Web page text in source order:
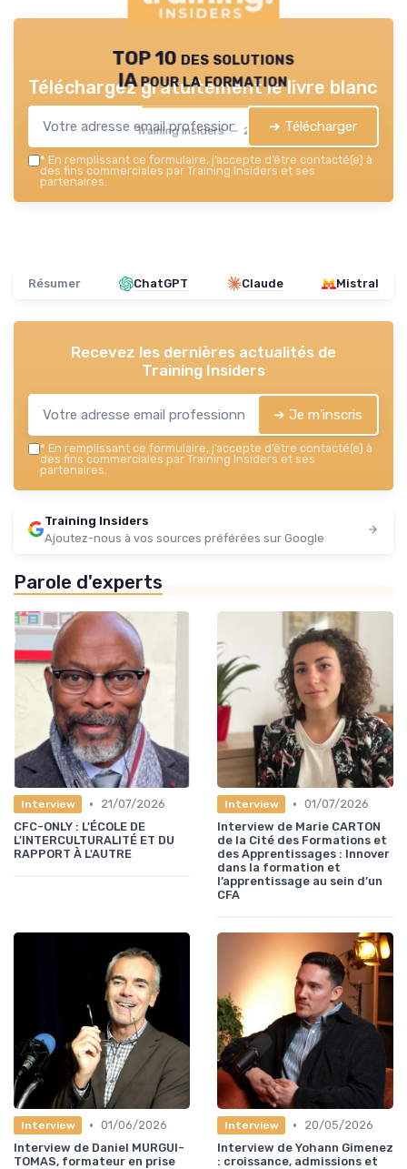
TOP 10 des solutions
IA pour la formation
Training Insiders — 2026
Téléchargez gratuitement le livre blanc
➔ Télécharger
* En remplissant ce formulaire, j’accepte d’être contacté(e) à
des fins commerciales par Training Insiders et ses
partenaires.
Résumer ChatGPT Claude Mistral
Recevez les dernières actualités de
Training Insiders
➔ Je m'inscris
* En remplissant ce formulaire, j’accepte d’être contacté(e) à
des fins commerciales par Training Insiders et ses
partenaires.
Training Insiders
Ajoutez-nous à vos sources préférées sur Google
Parole d'experts
Interview •
21/07/2026
CFC-ONLY : L'ÉCOLE DE
L'INTERCULTURALITÉ ET DU
RAPPORT À L'AUTRE
Interview • 01/07/2026
Interview de Marie CARTON
de la Cité des Formations et
des Apprentissages : Innover
dans la formation et
l’apprentissage au sein d’un
CFA
Interview • 01/06/2026
Interview de Daniel MURGUI-
TOMAS, formateur en prise
Interview •
20/05/2026
Interview de Yohann Gimenez
: croissance, admissions et